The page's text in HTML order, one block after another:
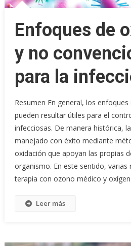
Enfoques de
y no
para la
Resumen En general, los
pueden resultar útiles para el
infecciosas. De manera histórica,
manejado con éxito mediante
oxidación que apoyan las propias
organismo. En este sentido, varias
terapia con ozono médico y
Leer más